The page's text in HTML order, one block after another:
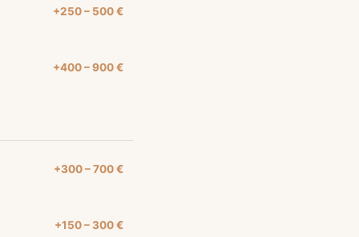
+250 – 500 €
+400 – 900 €
+300 – 700 €
+150 – 300 €